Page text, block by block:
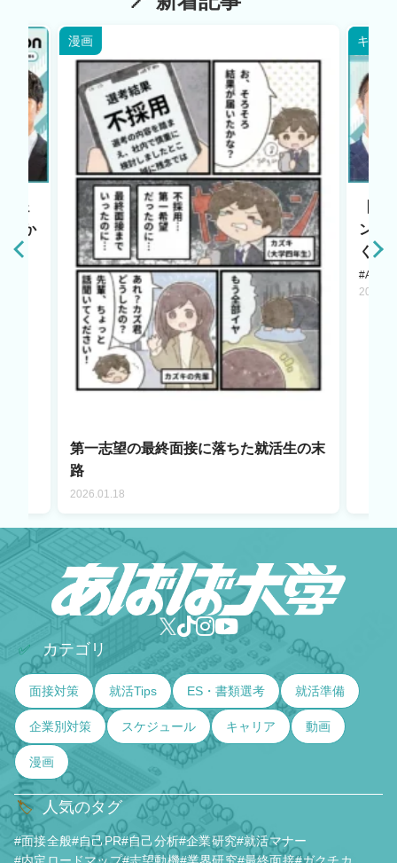
ェ
点か
漫画
第一志望の最終面接に落ちた就活生の末
路
2026.01.18
キャリ
ント
く若
#AI LAB
✅ カテゴリ
面接対策 就活Tips ES・書類選考 就活準備
企業別対策 スケジュール キャリア 動画
漫画
🏷️ 人気のタグ
#面接全般#自己PR#自己分析#企業研究#就活マナー
#内定ロードマップ#志望動機#業界研究#最終面接#ガクチカ